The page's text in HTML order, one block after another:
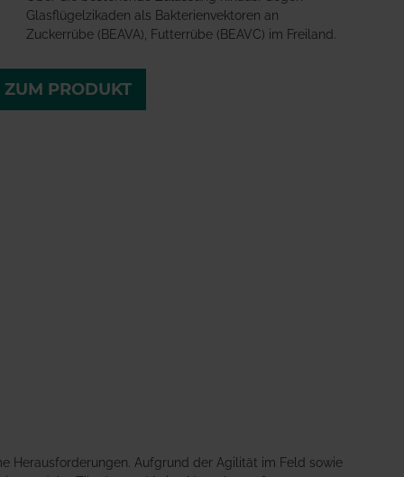
Glasflügelzikaden als Bakterienvektoren an
Zuckerrübe (BEAVA), Futterrübe (BEAVC) im Freiland.
ZUM PRODUKT
Herausforderungen. Aufgrund der Agilität im Feld sowie